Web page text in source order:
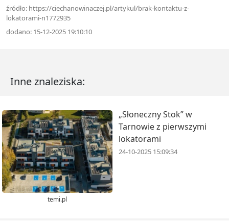
źródło: https://ciechanowinaczej.pl/artykul/brak-kontaktu-z-
lokatorami-n1772935
dodano: 15-12-2025 19:10:10
Inne znaleziska:
temi.pl
„Słoneczny Stok” w
Tarnowie z pierwszymi
lokatorami
24-10-2025 15:09:34